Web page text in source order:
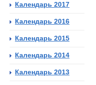
Календарь 2017
Календарь 2016
Календарь 2015
Календарь 2014
Календарь 2013